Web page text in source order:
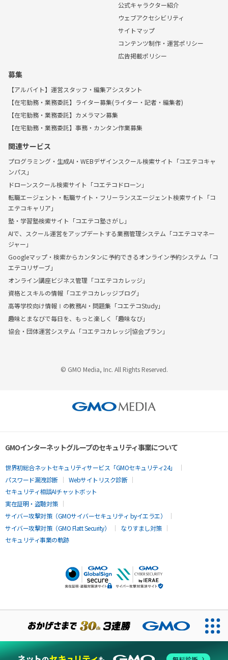
公式キャラクター紹介
ウェブアクセシビリティ
サイトマップ
コンテンツ制作・運営ポリシー
広告掲載ポリシー
募集
【アルバイト】運営スタッフ・編集アシスタント
【在宅勤務・業務委託】ライター募集(ライター・記者・編集者)
【在宅勤務・業務委託】カメラマン募集
【在宅勤務・業務委託】事務・カンタン作業募集
関連サービス
プログラミング・生成AI・WEBデザインスクール検索サイト「コエテコキャ
ンパス」
ドローンスクール検索サイト「コエテコドローン」
転職エージェント・転職サイト・フリーランスエージェント検索サイト「コ
エテコキャリア」
塾・学習塾検索サイト「コエテコ塾さがし」
AIで、スクール運営をアップデートする業務管理システム「コエテコマネー
ジャー」
Googleマップ・検索からカンタンに予約できるオンライン予約システム「コ
エテコリザーブ」
オンライン講座ビジネス管理「コエテコカレッジ」
資格とスキルの情報「コエテコカレッジブログ」
高等学校向け情報Ⅰの教務AI・問題集「コエテコStudy」
趣味とまなびで毎日を、もっと楽しく「趣味なび」
協会・団体運営システム「コエテコカレッジ|協会プラン」
© GMO Media, Inc. All Rights Reserved.
GMOインターネットグループのセキュリティ事業について
世界初総合ネットセキュリティサービス「GMOセキュリティ24」
パスワード漏洩診断
Webサイトリスク診断
セキュリティ相談AIチャットボット
実在証明・盗聴対策
サイバー攻撃対策（GMOサイバーセキュリティ byイエラエ）
サイバー攻撃対策（GMO Flatt Security）
なりすまし対策
セキュリティ事業の軌跡